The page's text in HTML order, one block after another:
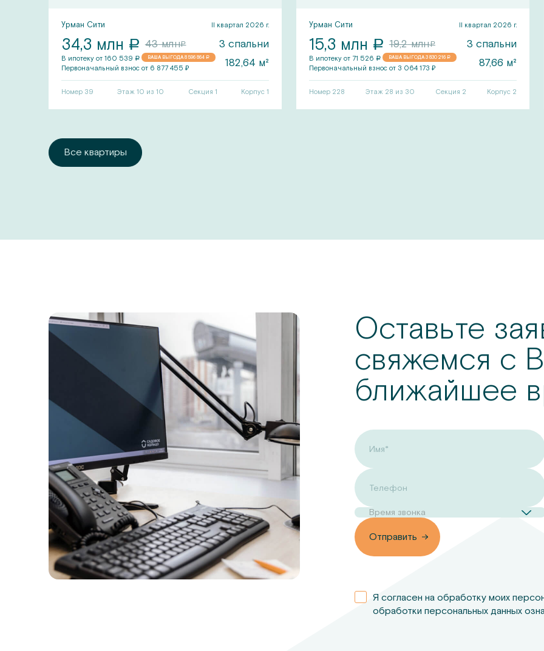
Урман Сити II квартал 2026 г.
34,3 млн a 43млнa 3 спальни
В ипотеку от 160 539 a ВАША ВЫГОДА 8 596 864 a
Первоначальный взнос от 6 877 455 ₽ 182,64 м²
Номер 39 Этаж 10 из 10 Секция 1 Корпус1
Урман Сити II квартал 2026 г.
15,3 млн a 19,2млнa 3 спальни
В ипотеку от 71 526 a ВАША ВЫГОДА 3 830 216 a
Первоначальный взнос от 3 064 173 ₽ 87,66 м²
Номер 228 Этаж 28 из 30 Секция 2 Корпус 2
Все квартиры
Оставьте
свяжемся с
ближайшее
Имя*
Телефон
Время звонка
Отправить Отправить
Я согласен на обработку моих
обработки персональных данных